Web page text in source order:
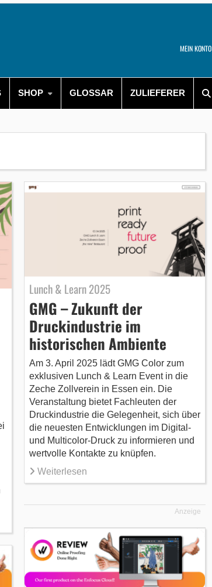
MEIN KONTO
SHOP GLOSSAR ZULIEFERER
Lunch & Learn 2025
GMG – Zukunft der
Druckindustrie im
historischen Ambiente
Am 3. April 2025 lädt GMG Color zum
exklusiven Lunch & Learn Event in die
Zeche Zollverein in Essen ein. Die
Veranstaltung bietet Fachleuten der
Druckindustrie die Gelegenheit, sich über
die neuesten Entwicklungen im Digital-
und Multicolor-Druck zu informieren und
wertvolle Kontakte zu knüpfen.
Weiterlesen
Anzeige